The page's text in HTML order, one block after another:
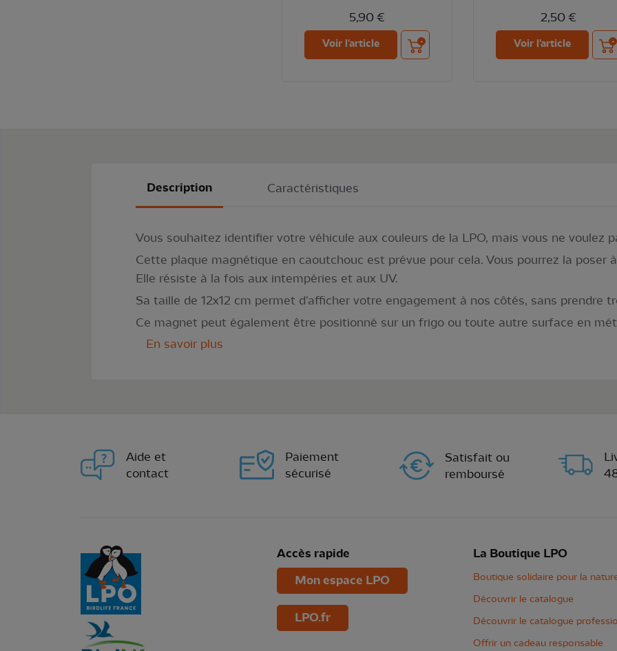
5,90 €
Voir l'article Ajouter au panier
2,50 €
Voir l'article
Description Caractéristiques
Vous souhaitez identifier votre véhicule aux couleurs de la LPO, mais vous ne voulez
Cette plaque magnétique en caoutchouc est prévue pour cela. Vous pourrez la poser
Elle résiste à la fois aux intempéries et aux UV.
Sa taille de 12x12 cm permet d'afficher votre engagement à nos côtés, sans prendre
Ce magnet peut également être positionné sur un frigo ou toute autre surface en
En savoir plus
Aide et
contact
Paiement
sécurisé
Satisfait ou
remboursé
Accès rapide
Mon espace LPO
LPO.fr
La Boutique LPO
Boutique solidaire pour la
Découvrir le catalogue
Découvrir le catalogue
Offrir un cadeau responsable